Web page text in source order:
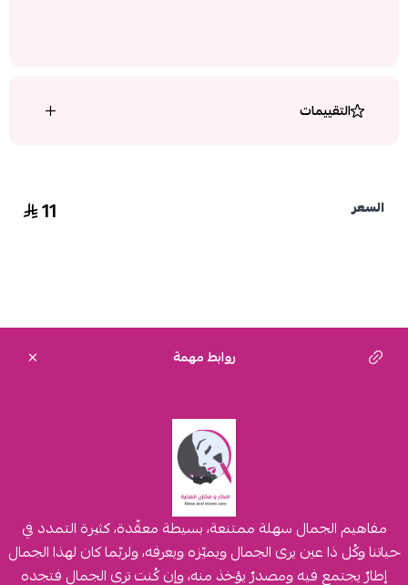
التقييمات
السعر 11
روابط مهمة
مفاهيم الجمال سهلة ممتنعة، بسيطة معقّدة، كثيرة التمدد في
حياتنا وكُل ذا عين يرى الجمال ويميّزه ويعرفه، ولربّما كان لهذا الجمال
إطارٌ يجتمع فيه ومصدرٌ يؤخذ منه، وإن كُنت ترى الجمال فتجده